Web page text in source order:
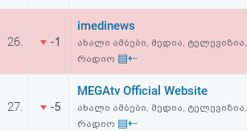
სალიცენზიო
შეთანხმება
პასუხისმგებლობის
26. -1
imedinews
ახალი ამბები, მედია, ტელევიზია,
რადიო ▤⇠
27. -5
MEGAtv Official Website
ახალი ამბები, მედია, ტელევიზია,
რადიო ▤⇠